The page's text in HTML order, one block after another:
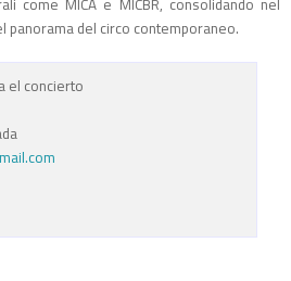
come MICA e MICBR, consolidando nel
panorama del circo contemporaneo.
el concierto